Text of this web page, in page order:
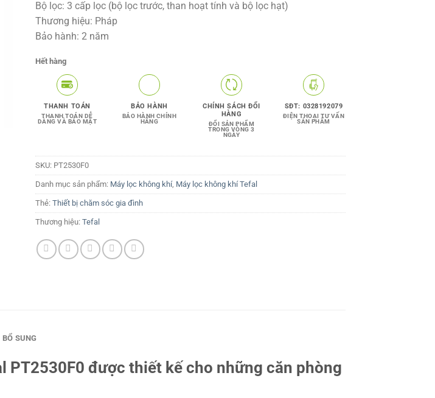
Bộ lọc: 3 cấp lọc (bộ lọc trước, than hoạt tính và bộ lọc hạt)
Thương hiệu: Pháp
Bảo hành: 2 năm
Hết hàng
THANH TOÁN
THANH TOÁN DỄ
DÀNG VÀ BẢO MẬT
BẢO HÀNH
BẢO HÀNH CHÍNH
HÃNG
CHÍNH SÁCH ĐỔI
HÀNG
ĐỔI SẢN PHẨM
TRONG VÒNG 3
NGÀY
SĐT: 0328192079
ĐIỆN THOẠI TƯ VẤN
SẢN PHẨM
SKU: PT2530F0
Danh mục sản phẩm: Máy lọc không khí, Máy lọc không khí Tefal
Thẻ: Thiết bị chăm sóc gia đình
Thương hiệu: Tefal
SUNG
PT2530F0 được thiết kế cho những căn phòng